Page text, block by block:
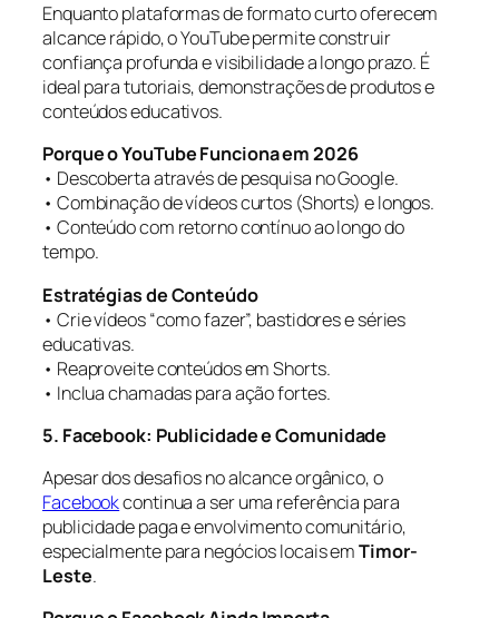
Enquanto plataformas de formato curto oferecem
alcance rápido, o YouTube permite construir
confiança profunda e visibilidade a longo prazo. É
ideal para tutoriais, demonstrações de produtos e
conteúdos educativos.
Porque o YouTube Funciona em 2026
• Descoberta através de pesquisa no Google.
• Combinação de vídeos curtos (Shorts) e longos.
• Conteúdo com retorno contínuo ao longo do
tempo.
Estratégias de Conteúdo
• Crie vídeos “como fazer”, bastidores e séries
educativas.
• Reaproveite conteúdos em Shorts.
• Inclua chamadas para ação fortes.
5. Facebook: Publicidade e Comunidade
Apesar dos desafios no alcance orgânico, o
Facebookcontinua a ser uma referência para
publicidade paga e envolvimento comunitário,
especialmente para negócios locais emTimor-
Leste.